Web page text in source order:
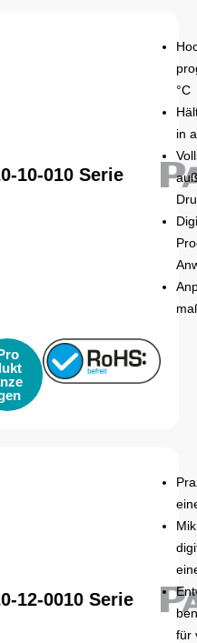
10-010 Serie
°C
in
12-0010 Serie
für